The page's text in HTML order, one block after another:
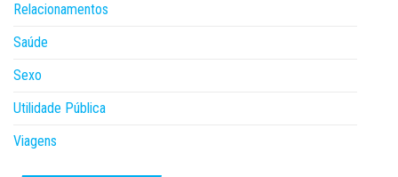
Relacionamentos
Saúde
Sexo
Utilidade Pública
Viagens